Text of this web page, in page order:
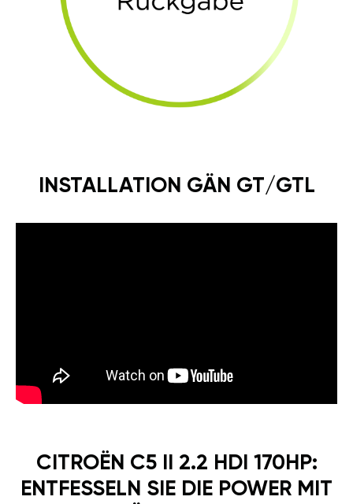
INSTALLATION GÄN GT/GTL
CITROËN C5 II 2.2 HDI 170HP:
ENTFESSELN SIE DIE POWER MIT